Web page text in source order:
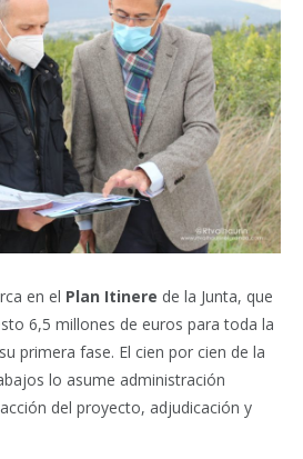
en el Plan Itinere de la Junta, que
6,5 millones de euros para toda la
primera fase. El cien por cien de la
lo asume administración
del proyecto, adjudicación y